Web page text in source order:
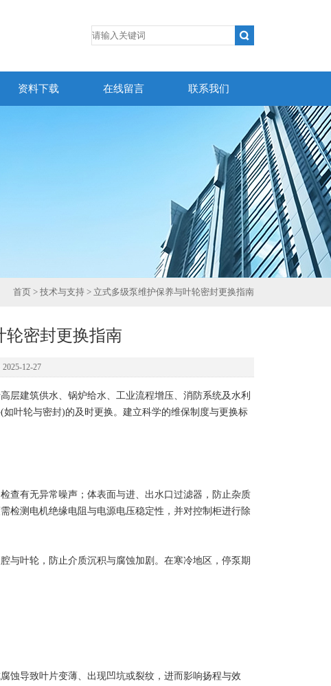
资料下载 在线留言 联系我们
首页 > 技术与支持 > 立式多级泵维护保养与叶轮密封更换指南
轮密封更换指南
12-27
层建筑供水、锅炉给水、工业流程增压、消防系统及水利
叶轮与密封)的及时更换。建立科学的维保制度与更换标
有无异常噪声；体表面与进、出水口过滤器，防止杂质
检测电机绝缘电阻与电源电压稳定性，并对控制柜进行除
叶轮，防止介质沉积与腐蚀加剧。在寒冷地区，停泵期
导致叶片变薄、出现凹坑或裂纹，进而影响扬程与效